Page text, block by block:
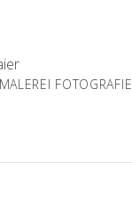
FOTOGRAFIE